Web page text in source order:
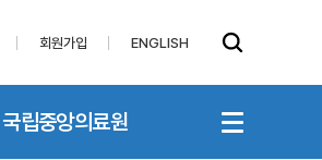
회원가입 ENGLISH
국립중앙의료원